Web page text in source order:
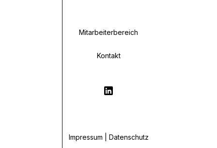
Mitarbeiterbereich
Kontakt
Impressum | Datenschutz